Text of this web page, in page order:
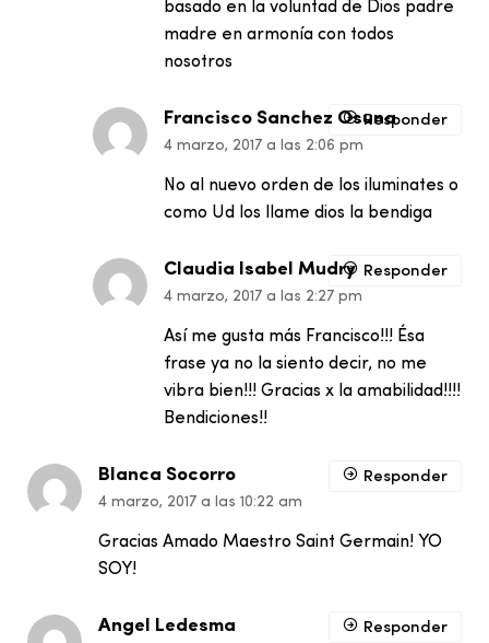
basado en la voluntad de Dios padre
madre en armonía con todos
nosotros
Francisco Sanchez Osuna
4 marzo, 2017 a las 2:06 pm
No al nuevo orden de los iluminates o
como Ud los llame dios la bendiga
Responder
Claudia Isabel Mudry
4 marzo, 2017 a las 2:27 pm
Así me gusta más Francisco!!! Ésa
frase ya no la siento decir, no me
vibra bien!!! Gracias x la amabilidad!!!!
Bendiciones!!
Responder
Blanca Socorro
4 marzo, 2017 a las 10:22 am
Gracias Amado Maestro Saint Germain! YO
SOY!
Responder
Angel Ledesma Responder